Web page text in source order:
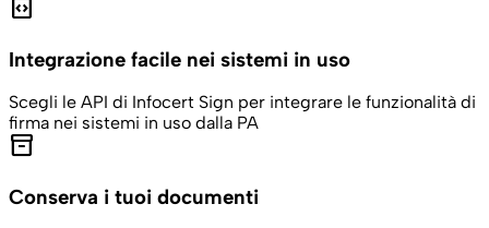
integration_instructions
Integrazione facile nei sistemi in uso
Scegli le API di Infocert Sign per integrare le funzionalità di
firma nei sistemi in uso dalla PA
inventory_2
Conserva i tuoi documenti